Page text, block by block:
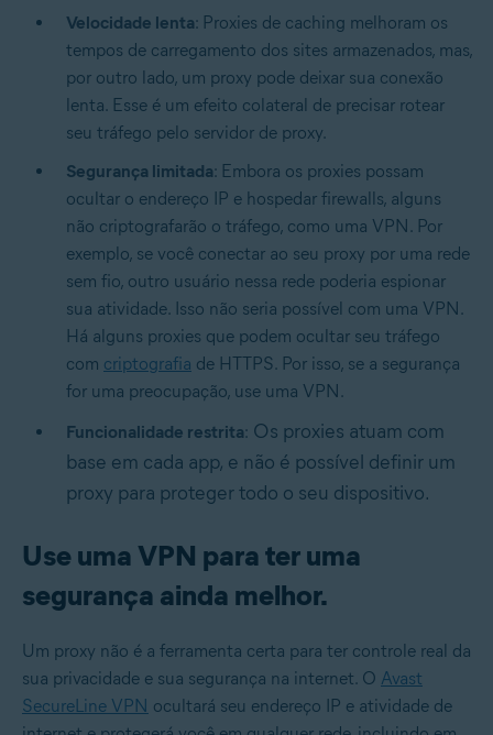
Velocidade lenta: Proxies de caching melhoram os
tempos de carregamento dos sites armazenados, mas,
por outro lado, um proxy pode deixar sua conexão
lenta. Esse é um efeito colateral de precisar rotear
seu tráfego pelo servidor de proxy.
Segurança limitada: Embora os proxies possam
ocultar o endereço IP e hospedar firewalls, alguns
não criptografarão o tráfego, como uma VPN. Por
exemplo, se você conectar ao seu proxy por uma rede
sem fio, outro usuário nessa rede poderia espionar
sua atividade. Isso não seria possível com uma VPN.
Há alguns proxies que podem ocultar seu tráfego
com criptografia de HTTPS. Por isso, se a segurança
for uma preocupação, use uma VPN.
Funcionalidade restrita: Os proxies atuam com
base em cada app, e não é possível definir um
proxy para proteger todo o seu dispositivo.
Use uma VPN para ter uma
segurança ainda melhor.
Um proxy não é a ferramenta certa para ter controle real da
sua privacidade e sua segurança na internet. O Avast
SecureLine VPN ocultará seu endereço IP e atividade de